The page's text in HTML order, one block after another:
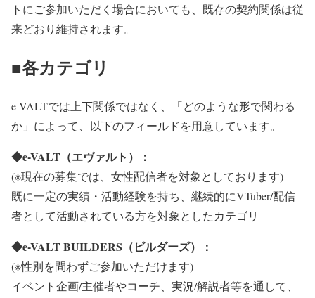
トにご参加いただく場合においても、既存の契約関係は従
来どおり維持されます。
■各カテゴリ
e-VALTでは上下関係ではなく、「どのような形で関わる
か」によって、以下のフィールドを用意しています。
◆e-VALT（エヴァルト）：
(※現在の募集では、女性配信者を対象としております)
既に一定の実績・活動経験を持ち、継続的にVTuber/配信
者として活動されている方を対象としたカテゴリ
◆e-VALT BUILDERS（ビルダーズ）：
(※性別を問わずご参加いただけます)
イベント企画/主催者やコーチ、実況/解説者等を通して、